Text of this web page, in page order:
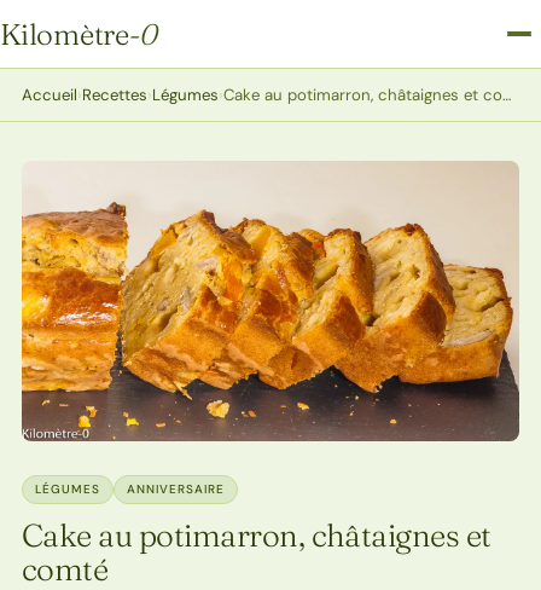
Kilomètre-0
Kilomètre-0
Accueil›Recettes›Légumes› Cake au potimarron, châtaignes et comté
LÉGUMES ANNIVERSAIRE
Cake au potimarron, châtaignes et
comté